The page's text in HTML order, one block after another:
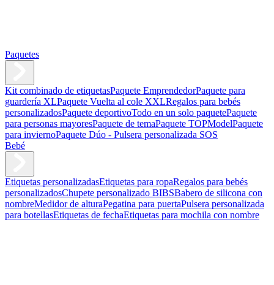
Paquetes
Kit combinado de etiquetasPaquete EmprendedorPaquete para
guardería XLPaquete Vuelta al cole XXLRegalos para bebés
personalizadosPaquete deportivoTodo en un solo paquetePaquete
para personas mayoresPaquete de temaPaquete TOPModelPaquete
para inviernoPaquete Dúo - Pulsera personalizada SOS
Bebé
Etiquetas personalizadasEtiquetas para ropaRegalos para bebés
personalizadosChupete personalizado BIBSBabero de silicona con
nombreMedidor de alturaPegatina para puertaPulsera personalizada
para botellasEtiquetas de fechaEtiquetas para mochila con nombre